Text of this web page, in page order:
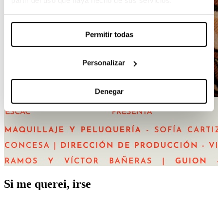
Permitir todas
Personalizar
Denegar
Si me querei, irse